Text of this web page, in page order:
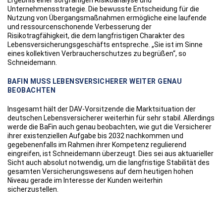
Unternehmensstrategie. Die bewusste Entscheidung für die
Nutzung von Übergangsmaßnahmen ermögliche eine laufende
und ressourcenschonende Verbesserung der
Risikotragfähigkeit, die dem langfristigen Charakter des
Lebensversicherungsgeschäfts entspreche. „Sie ist im Sinne
eines kollektiven Verbraucherschutzes zu begrüßen“, so
Schneidemann.
BAFIN MUSS LEBENSVERSICHERER WEITER GENAU
BEOBACHTEN
Insgesamt hält der DAV-Vorsitzende die Marktsituation der
deutschen Lebensversicherer weiterhin für sehr stabil. Allerdings
werde die BaFin auch genau beobachten, wie gut die Versicherer
ihrer existenziellen Aufgabe bis 2032 nachkommen und
gegebenenfalls im Rahmen ihrer Kompetenz regulierend
eingreifen, ist Schneidemann überzeugt. Dies sei aus aktuarieller
Sicht auch absolut notwendig, um die langfristige Stabilität des
gesamten Versicherungswesens auf dem heutigen hohen
Niveau gerade im Interesse der Kunden weiterhin
sicherzustellen.